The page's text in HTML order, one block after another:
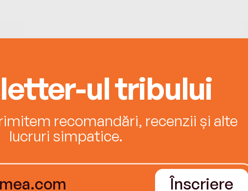
ul tribului
recomandări, recenzii și alte
lucruri simpatice.
Înscriere